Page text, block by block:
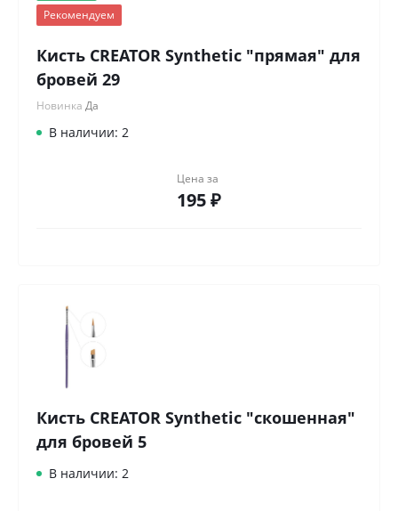
Рекомендуем
Кисть CREATOR Synthetic "прямая" для
бровей 29
Новинка Да
В наличии: 2
Цена за
195 ₽
Кисть CREATOR Synthetic "скошенная"
для бровей 5
В наличии: 2